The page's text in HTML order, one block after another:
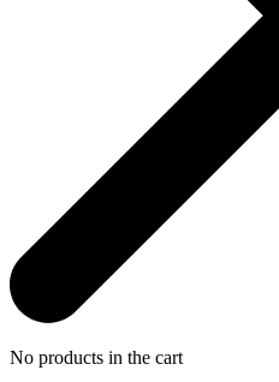
No products in the cart